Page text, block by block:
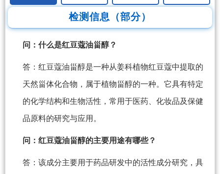
检测信息（部分）
问：什么是红豆蔻油甾醇？
答：红豆蔻油甾醇是一种从姜科植物红豆蔻中提取的
天然甾体化合物，属于植物甾醇的一种。它具有特定
的化学结构和生物活性，常用于医药、化妆品及保健
品原料的研究与应用。
问：红豆蔻油甾醇的主要用途有哪些？
答：该成分主要用于药品研发中的活性成分研究，具